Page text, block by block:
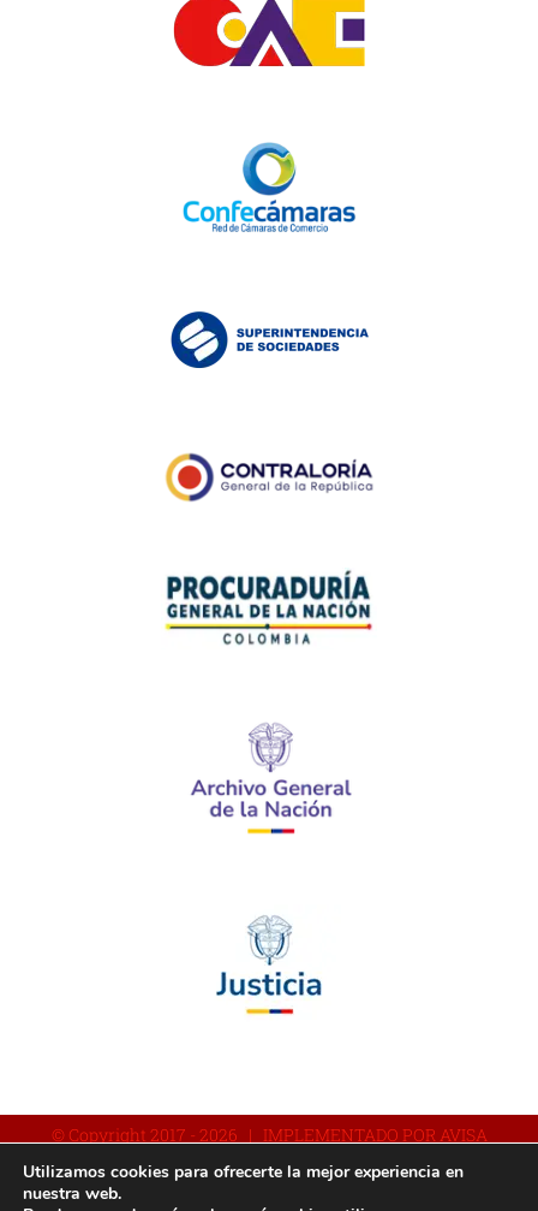
© Copyright 2017 - 2026 | IMPLEMENTADO POR AVISA
Utilizamos cookies para ofrecerte la mejor experiencia en
nuestra web.